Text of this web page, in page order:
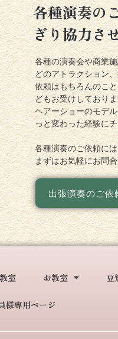
各種演奏の
ぎり協力さ
各種の演奏会や商業
どのアトラクション
依頼はもちろんのこ
どもお受けしており
ヘアーショーのモデ
っと変わった経験に
各種演奏のご依頼に
まずはお気軽にお問
出張演奏のご依
室 お教室 豆
様専用ページ